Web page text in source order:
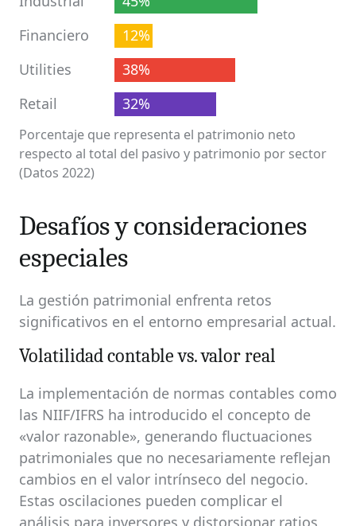
Financiero
12%
Utilities
38%
Retail
32%
Porcentaje que representa el patrimonio neto
respecto al total del pasivo y patrimonio por sector
(Datos 2022)
Desafíos y consideraciones
especiales
La gestión patrimonial enfrenta retos
significativos en el entorno empresarial actual.
Volatilidad contable vs. valor real
La implementación de normas contables como
las NIIF/IFRS ha introducido el concepto de
«valor razonable», generando fluctuaciones
patrimoniales que no necesariamente reflejan
cambios en el valor intrínseco del negocio.
Estas oscilaciones pueden complicar el
análisis para inversores y distorsionar ratios